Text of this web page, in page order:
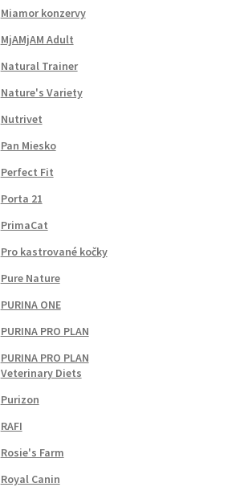
Miamor konzervy
MjAMjAM Adult
Natural Trainer
Nature's Variety
Nutrivet
Pan Miesko
Perfect Fit
Porta 21
PrimaCat
Pro kastrované kočky
Pure Nature
PURINA ONE
PURINA PRO PLAN
PURINA PRO PLAN
Veterinary Diets
Purizon
RAFI
Rosie's Farm
Royal Canin